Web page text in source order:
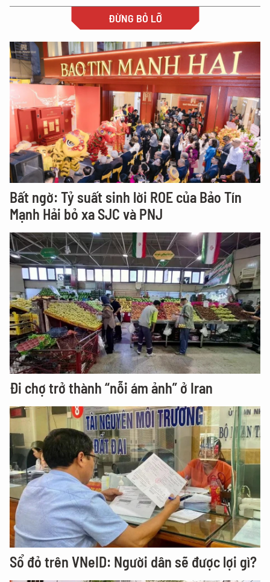
ĐỪNG BỎ LỠ
Bất ngờ: Tỷ suất sinh lời ROE của Bảo Tín
Mạnh Hải bỏ xa SJC và PNJ
Đi chợ trở thành “nỗi ám ảnh” ở Iran
Sổ đỏ trên VNeID: Người dân sẽ được lợi gì?